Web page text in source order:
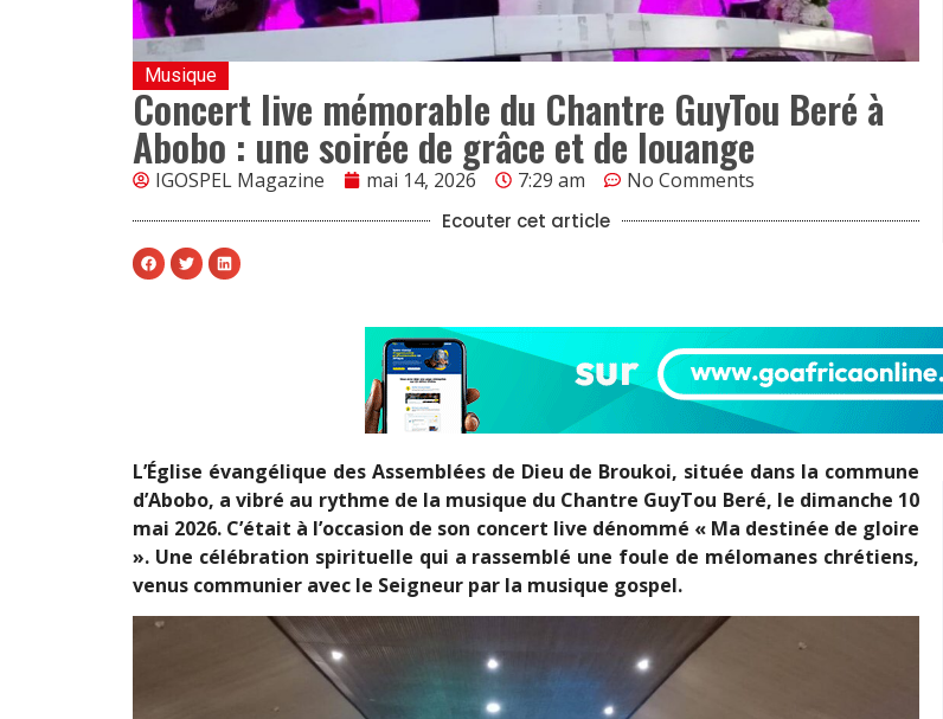
Musique
Concert live mémorable du Chantre GuyTou Beré à
Abobo : une soirée de grâce et de louange
IGOSPEL Magazine mai 14, 2026 7:29 am No Comments
Ecouter cet article
L’Église évangélique des Assemblées de Dieu de Broukoi, située dans la commune
d’Abobo, a vibré au rythme de la musique du Chantre GuyTou Beré, le dimanche 10
mai 2026. C’était à l’occasion de son concert live dénommé « Ma destinée de gloire
». Une célébration spirituelle qui a rassemblé une foule de mélomanes chrétiens,
venus communier avec le Seigneur par la musique gospel.